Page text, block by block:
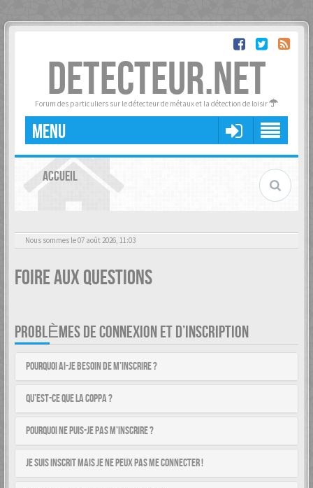
DETECTEUR.NET
Forum des particuliers sur le détecteur de métaux et la détection de loisir
MENU
ACCUEIL
Nous sommes le 07 août 2026, 11:03
Foire aux questions
PROBLÈMES DE CONNEXION ET D’INSCRIPTION
Pourquoi ai-je besoin de m’inscrire ?
Qu’est-ce que la COPPA ?
Pourquoi ne puis-je pas m’inscrire ?
Je suis inscrit mais je ne peux pas me connecter !